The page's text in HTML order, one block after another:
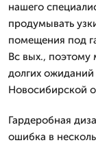
нашего
продумывать
помещения под
Вс вых., поэтому
долгих ожиданий
Новосибирской
Гардеробная
ошибка в